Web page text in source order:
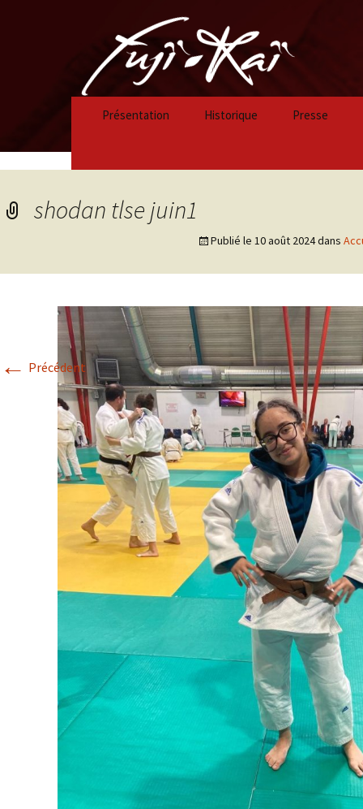
Présentation Historique
Historique 2018/2019
Historique 2017-2018
Historique 2016-2017
Historique 2015-2016
Presse
shodan tlse juin1
Publié le 10 août 2024dans
← Précédent